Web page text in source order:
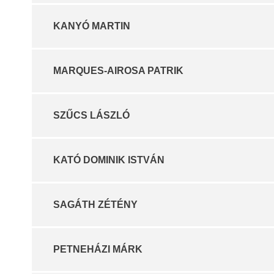
KANYÓ MARTIN
MARQUES-AIROSA PATRIK
SZŰCS LÁSZLÓ
KATÓ DOMINIK ISTVÁN
SAGÁTH ZÉTÉNY
PETNEHÁZI MÁRK